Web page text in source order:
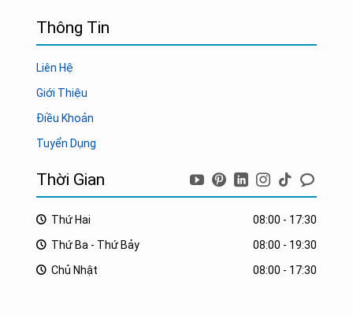
Thông Tin
Liên Hệ
Giới Thiệu
Điều Khoản
Tuyển Dụng
Thời Gian
Thứ Hai
08:00 - 17:30
Thứ Ba - Thứ Bảy
08:00 - 19:30
Chủ Nhật
08:00 - 17:30